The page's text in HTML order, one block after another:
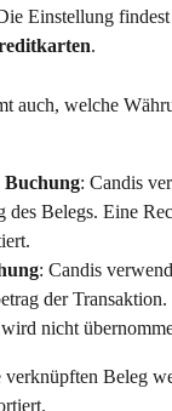
Einstellung
.
auch, welche
Buchung: Candis
des Belegs. Eine
: Candis
der
nicht
verknüpften Beleg